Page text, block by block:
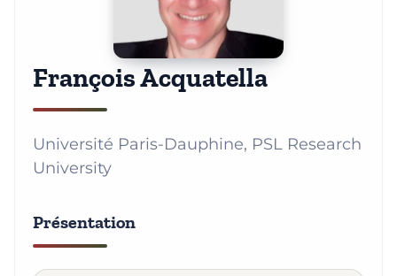
François Acquatella
Université Paris-Dauphine, PSL Research
University
Présentation